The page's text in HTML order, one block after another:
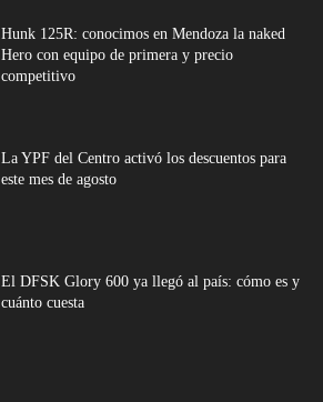
Hunk 125R: conocimos en Mendoza la naked
Hero con equipo de primera y precio
competitivo
La YPF del Centro activó los descuentos para
este mes de agosto
El DFSK Glory 600 ya llegó al país: cómo es y
cuánto cuesta